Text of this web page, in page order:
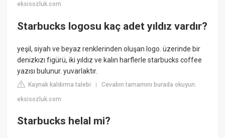
eksisozluk.com
Starbucks logosu kaç adet yıldız vardır?
yeşil, siyah ve beyaz renklerinden oluşan logo. üzerinde bir
denizkızı figürü, iki yıldız ve kalın harflerle starbucks coffee
yazısı bulunur. yuvarlaktır.
Kaynak kaldırma talebi |Cevabın tamamını burada okuyun:
eksisozluk.com
Starbucks helal mi?